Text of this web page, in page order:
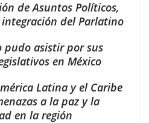
de Asuntos Políticos,
del Parlatino
pudo asistir por sus
en México
Latina y el Caribe
a la paz y la
en la región